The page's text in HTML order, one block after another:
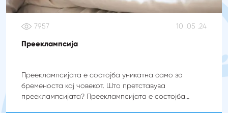
7957 10 .05 .24
Прееклампсија
Прееклампсијата е состојба уникатна само за
бременоста кај човекот. Што претставува
прееклампсијата? Прееклампсијата е состојба